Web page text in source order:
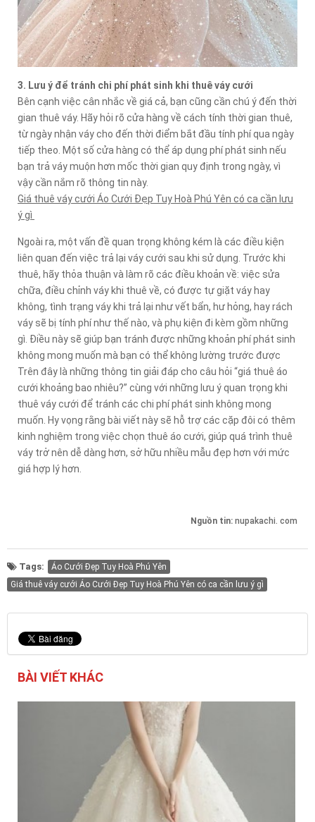
3. Lưu ý để tránh chi phí phát sinh khi thuê váy cưới
Bên cạnh việc cân nhắc về giá cả, bạn cũng cần chú ý đến thời
gian thuê váy. Hãy hỏi rõ cửa hàng về cách tính thời gian thuê,
từ ngày nhận váy cho đến thời điểm bắt đầu tính phí qua ngày
tiếp theo. Một số cửa hàng có thể áp dụng phí phát sinh nếu
bạn trả váy muộn hơn mốc thời gian quy định trong ngày, vì
vậy cần nắm rõ thông tin này.
Giá thuê váy cưới Áo Cưới Đẹp Tuy Hoà Phú Yên có ca cần lưu
ý gì
Ngoài ra, một vấn đề quan trọng không kém là các điều kiện
liên quan đến việc trả lại váy cưới sau khi sử dụng. Trước khi
thuê, hãy thỏa thuận và làm rõ các điều khoản về: việc sửa
chữa, điều chỉnh váy khi thuê về, có được tự giặt váy hay
không, tình trạng váy khi trả lại như vết bẩn, hư hỏng, hay rách
váy sẽ bị tính phí như thế nào, và phụ kiện đi kèm gồm những
gì. Điều này sẽ giúp bạn tránh được những khoản phí phát sinh
không mong muốn mà bạn có thể không lường trước được
Trên đây là những thông tin giải đáp cho câu hỏi “giá thuê áo
cưới khoảng bao nhiêu?” cùng với những lưu ý quan trọng khi
thuê váy cưới để tránh các chi phí phát sinh không mong
muốn. Hy vọng rằng bài viết này sẽ hỗ trợ các cặp đôi có thêm
kinh nghiệm trong việc chọn thuê áo cưới, giúp quá trình thuê
váy trở nên dễ dàng hơn, sở hữu nhiều mẫu đẹp hơn với mức
giá hợp lý hơn.
Nguồn tin: nupakachi. com
Tags:
Áo Cưới Đẹp Tuy Hoà Phú Yên
Giá thuê váy cưới Áo Cưới Đẹp Tuy Hoà Phú Yên có ca cần lưu ý gì
BÀI VIẾT KHÁC